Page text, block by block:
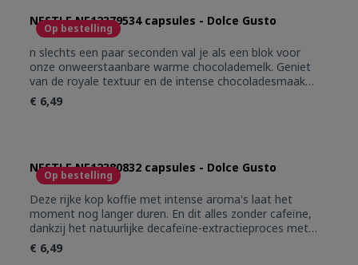
Op bestelling
NESTLE NE12379534 capsules - Dolce Gusto
n slechts een paar seconden val je als een blok voor
onze onweerstaanbare warme chocolademelk. Geniet
van de royale textuur en de intense chocoladesmaak
met aroma's van vanille, gemaakt van cacaobonen van
wereldklasse.
€ 6,49
Op bestelling
NESTLE NE12380832 capsules - Dolce Gusto
Deze rijke kop koffie met intense aroma's laat het
moment nog langer duren. En dit alles zonder cafeïne,
dankzij het natuurlijke decafeïne-extractieproces met
water. Geniet van de pure premium Arabica-blend uit
Brazilië en Colombia.
€ 6,49